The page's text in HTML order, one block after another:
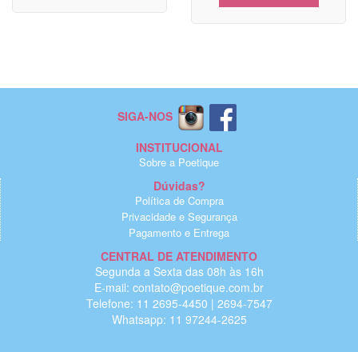
SIGA-NOS
INSTITUCIONAL
Sobre a Poetique
Dúvidas?
Política de Compra
Privacidade e Segurança
Pagamento e Entrega
CENTRAL DE ATENDIMENTO
Segunda a Sexta das 08h às 16h
E-mail: contato@poetique.com.br
Telefone: 11 2695-4450 | 2694-7547
Whatsapp: 11 97244-2625